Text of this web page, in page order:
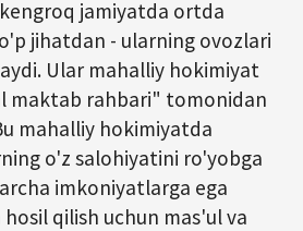
jamiyatda ortda
jihatdan - ularning ovozlari
Ular mahalliy hokimiyat
maktab rahbari" tomonidan
mahalliy hokimiyatda
o'z salohiyatini ro'yobga
imkoniyatlarga ega
qilish uchun mas'ul va